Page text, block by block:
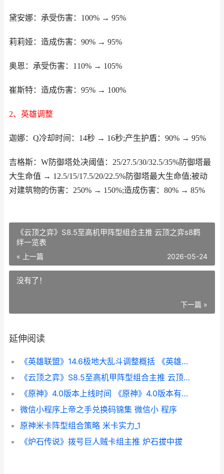
黛安娜：承受伤害：100% → 95%
莉莉娅：造成伤害：90% → 95%
奥恩：承受伤害：110% → 105%
崔斯特：造成伤害：95% → 100%
2、英雄调整
迦娜：Q冷却时间：14秒 → 16秒;产生护盾：90% → 95%
吉格斯：W防御塔处决阈值：25/27.5/30/32.5/35%防御塔最
大生命值 → 12.5/15/17.5/20/22.5%防御塔最大生命值;被动
对建筑物的伤害：250% → 150%;造成伤害：80% → 85%
《云顶之弈》S8.5至高机甲阵型组合主推 云顶之弈s8羁
绊一览表
« 上一篇 2026-05-24
没有了！
下一篇 »
延伸阅读
《英雄联盟》14.6极地大乱斗调整概括 《英雄联盟》抗日剧
《云顶之弈》S8.5至高机甲阵型组合主推 云顶之弈s8羁绊一览表
《原神》4.0版本上线时间 《原神》4.0版本有多少
微信小程序上帝之手兑换码锦集 微信小 程序
原神米卡阵型组合策略 米卡实力_1
《炉石传说》拨号巨人贼卡组主推 炉石拔中拔